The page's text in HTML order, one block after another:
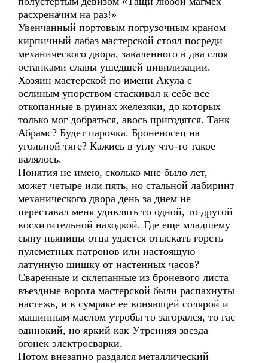
расхреначим на раз!»
Увенчанный портовым погрузочным краном
кирпичный лабаз мастерской стоял посреди
механического двора, заваленного в два слоя
останками славы ушедшей цивилизации.
Хозяин мастерской по имени Акула с
ослиным упорством стаскивал к себе все
откопанные в руинах железяки, до которых
только мог добраться, авось пригодятся. Танк
Абрамс? Будет парочка. Броненосец на
угольной тяге? Кажись в углу что-то такое
валялось.
Понятия не имею, сколько мне было лет,
может четыре или пять, но стальной лабиринт
механического двора день за днем не
переставал меня удивлять то одной, то другой
восхитительной находкой. Где еще младшему
сыну пьяницы отца удастся отыскать горсть
пулеметных патронов или настоящую
латунную шишку от настенных часов?
Сваренные и склепанные из броневого листа
въездные ворота мастерской были распахнуты
настежь, и в сумраке ее воняющей солярой и
машинным маслом утробы то загорался, то гас
одинокий, но яркий как Утренняя звезда
огонек электросварки.
Потом внезапно раздался металлический